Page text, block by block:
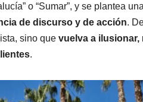
o “Sumar”, y se plantea
de discurso y de acción.
sino que vuelva a
.